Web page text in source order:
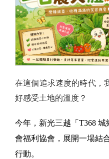
在這個追求速度的時代，
好感受土地的溫度？
今年，新光三越「T368
會福利協會，展開一場結
行動。